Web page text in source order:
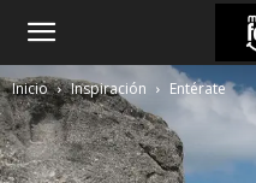
Inicio Inspiración Entérate